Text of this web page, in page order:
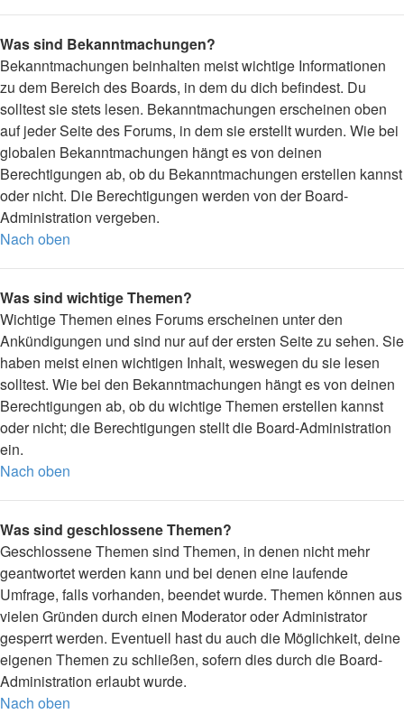
Was sind Bekanntmachungen?
Bekanntmachungen beinhalten meist wichtige Informationen
zu dem Bereich des Boards, in dem du dich befindest. Du
solltest sie stets lesen. Bekanntmachungen erscheinen oben
auf jeder Seite des Forums, in dem sie erstellt wurden. Wie bei
globalen Bekanntmachungen hängt es von deinen
Berechtigungen ab, ob du Bekanntmachungen erstellen kannst
oder nicht. Die Berechtigungen werden von der Board-
Administration vergeben.
Nach oben
Was sind wichtige Themen?
Wichtige Themen eines Forums erscheinen unter den
Ankündigungen und sind nur auf der ersten Seite zu sehen. Sie
haben meist einen wichtigen Inhalt, weswegen du sie lesen
solltest. Wie bei den Bekanntmachungen hängt es von deinen
Berechtigungen ab, ob du wichtige Themen erstellen kannst
oder nicht; die Berechtigungen stellt die Board-Administration
ein.
Nach oben
Was sind geschlossene Themen?
Geschlossene Themen sind Themen, in denen nicht mehr
geantwortet werden kann und bei denen eine laufende
Umfrage, falls vorhanden, beendet wurde. Themen können aus
vielen Gründen durch einen Moderator oder Administrator
gesperrt werden. Eventuell hast du auch die Möglichkeit, deine
eigenen Themen zu schließen, sofern dies durch die Board-
Administration erlaubt wurde.
Nach oben